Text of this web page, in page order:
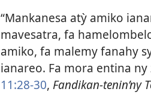
“Mankanesa atỳ amiko
mavesatra, fa
amiko, fa malemy fanahy
ianareo. Fa mora entina
11:28-30, Fandikan-tenin’ny